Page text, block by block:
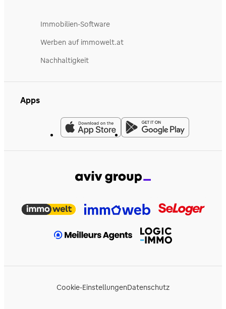
Immobilien-Software
Werben auf immowelt.at
Nachhaltigkeit
Apps
Cookie-EinstellungenDatenschutz